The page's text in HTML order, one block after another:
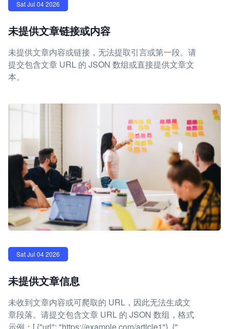
Sat Jul 04 2026
未提供文章链接或内容
未提供文章内容或链接，无法提取引言或第一段。请
提交包含文章 URL 的 JSON 数组或直接提供文章文
本。
Sat Jul 04 2026
未提供文章信息
未收到文章内容或可爬取的 URL，因此无法生成文
章段落。请提交包含文章 URL 的 JSON 数组，格式
示例：[ {"url": "https://example.com/article1"}, {"